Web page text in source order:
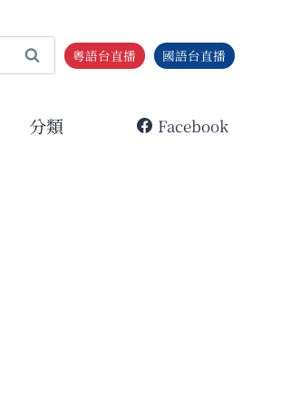
粵語台直播 國語台直播
分類 Facebook